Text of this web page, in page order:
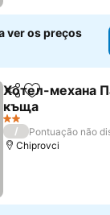
ver os preços
PartilharAdicionar
Хотел-механа
къща
2 Estrelas
/
Pontuação não
Chiprovci